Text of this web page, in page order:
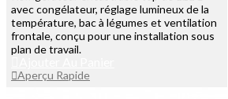
avec congélateur, réglage lumineux de la
température, bac à légumes et ventilation
frontale, conçu pour une installation sous
plan de travail.
Aperçu Rapide